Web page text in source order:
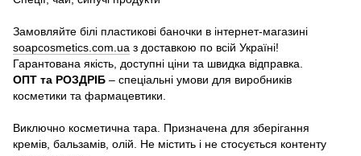
Замовляйте білі пластикові баночки в інтернет-магазині
soapcosmetics.com.ua з доставкою по всій Україні!
Гарантована якість, доступні ціни та швидка відправка.
ОПТ та РОЗДРІБ – спеціальні умови для виробників
косметики та фармацевтики.
Виключно косметична тара. Призначена для зберігання
кремів, бальзамів, олій. Не містить і не стосується контенту